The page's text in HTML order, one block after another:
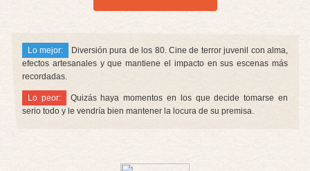
Lo mejor:
Diversión pura de los 80. Cine de terror juvenil con alma,
efectos artesanales y que mantiene el impacto en sus escenas más
recordadas.
Lo peor:
Quizás haya momentos en los que decide tomarse en
serio todo y le vendría bien mantener la locura de su premisa.